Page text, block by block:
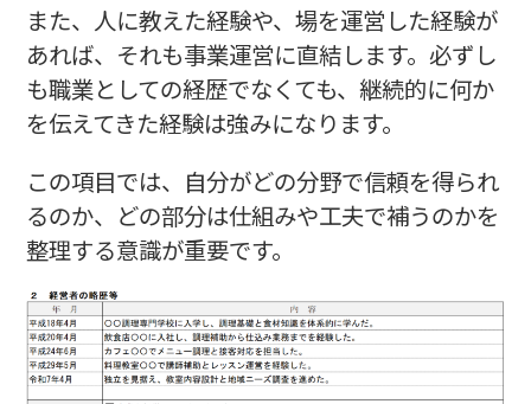
また、人に教えた経験や、場を運営した経験が
あれば、それも事業運営に直結します。必ずし
も職業としての経歴でなくても、継続的に何か
を伝えてきた経験は強みになります。
この項目では、自分がどの分野で信頼を得られ
るのか、どの部分は仕組みや工夫で補うのかを
整理する意識が重要です。